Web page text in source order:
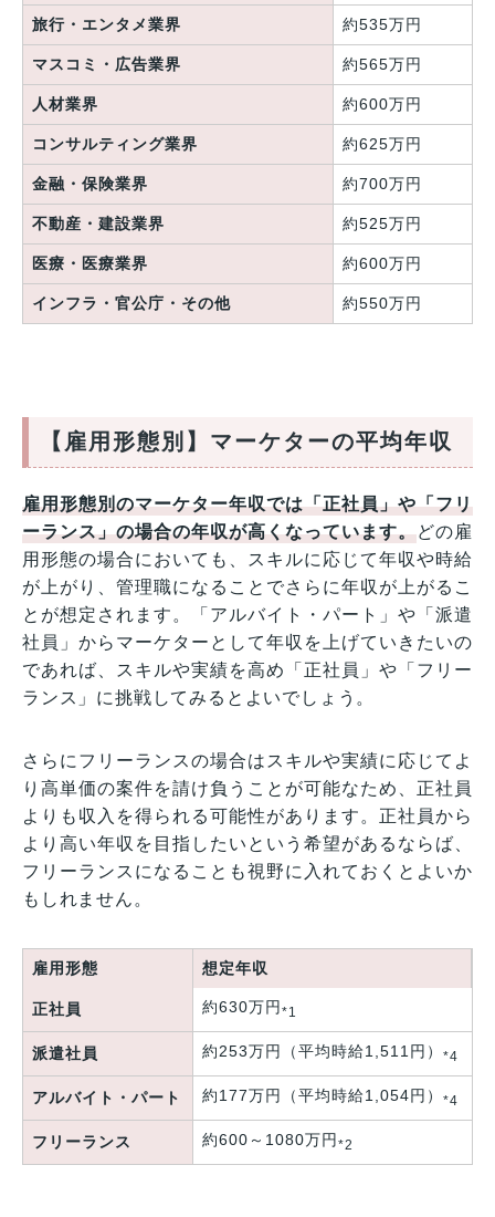
旅行・エンタメ業界 約535万円
マスコミ・広告業界 約565万円
人材業界 約600万円
コンサルティング業界 約625万円
金融・保険業界 約700万円
不動産・建設業界 約525万円
医療・医療業界 約600万円
インフラ・官公庁・その他 約550万円
【雇用形態別】マーケターの平均年収
雇用形態別のマーケター年収では「正社員」や「フリ
ーランス」の場合の年収が高くなっています。どの雇
用形態の場合においても、スキルに応じて年収や時給
が上がり、管理職になることでさらに年収が上がるこ
とが想定されます。「アルバイト・パート」や「派遣
社員」からマーケターとして年収を上げていきたいの
であれば、スキルや実績を高め「正社員」や「フリー
ランス」に挑戦してみるとよいでしょう。
さらにフリーランスの場合はスキルや実績に応じてよ
り高単価の案件を請け負うことが可能なため、正社員
よりも収入を得られる可能性があります。正社員から
より高い年収を目指したいという希望があるならば、
フリーランスになることも視野に入れておくとよいか
もしれません。
雇用形態 想定年収
正社員 約630万円 *1
派遣社員 約253万円（平均時給1,511円） *4
アルバイト・パート 約177万円（平均時給1,054円） *4
フリーランス 約600～1080万円 *2